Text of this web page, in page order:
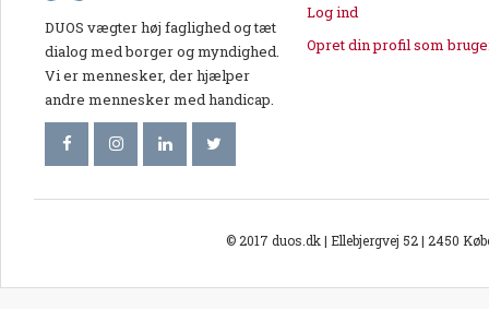
DUOS vægter høj faglighed og tæt
dialog med borger og myndighed.
Vi er mennesker, der hjælper
andre mennesker med handicap.
Log ind
Opret din profil som
© 2017 duos.dk | Ellebjergvej 52 | 2450